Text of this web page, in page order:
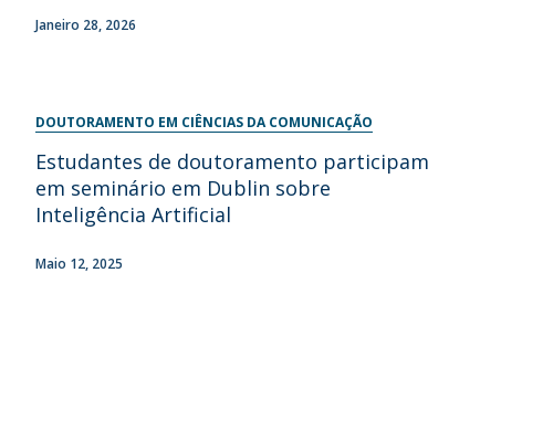
Janeiro 28, 2026
DOUTORAMENTO EM CIÊNCIAS DA COMUNICAÇÃO
Estudantes de doutoramento participam
em seminário em Dublin sobre
Inteligência Artificial
Maio 12, 2025